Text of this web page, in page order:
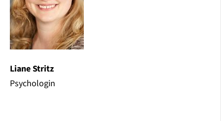
Liane Stritz
Psychologin